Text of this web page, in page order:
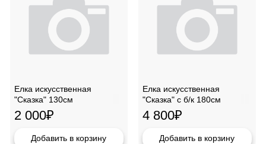
Елка искусственная
"Сказка" 130см
2 000₽
Добавить в корзину
Елка искусственная
"Сказка" с б/к 180см
4 800₽
Добавить в корзину